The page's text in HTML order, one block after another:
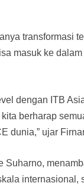
transformasi
masuk ke
dengan ITB
berharap
dunia,” ujar
Suharno,
internasional,